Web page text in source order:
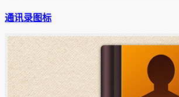
通讯录图标